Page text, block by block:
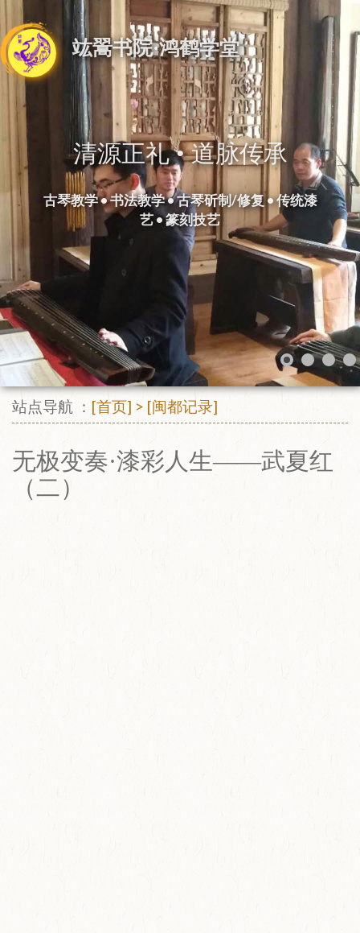
竑翯书院·鸿鹤学堂
清源正礼 • 道脉传承
古琴教学 • 书法教学 • 古琴斫制/修复 • 传统漆
艺 • 篆刻技艺
站点导航 ： [首页] > [闽都记录]
无极变奏·漆彩人生——武夏红
（二）